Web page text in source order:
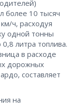
более 10 тысяч
ч, расходуя
одной тонны
литра топлива.
в расходе
дорожных
составляет
на